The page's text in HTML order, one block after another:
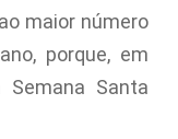
maior número
porque, em
Semana Santa